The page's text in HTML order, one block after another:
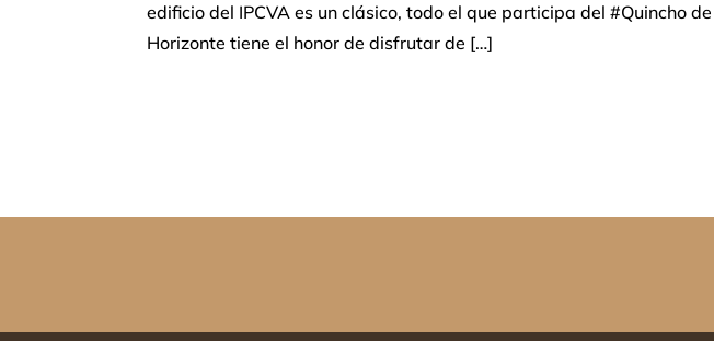
edificio del IPCVA es un clásico, todo el que participa del #Quincho de
Horizonte tiene el honor de disfrutar de […]